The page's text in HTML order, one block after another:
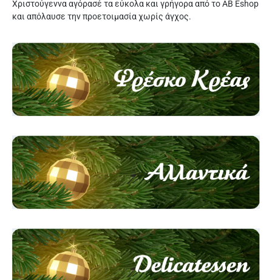
Χριστούγεννα αγόρασέ τα εύκολα και γρήγορα από το AB Eshop
και απόλαυσε την προετοιμασία χωρίς άγχος.